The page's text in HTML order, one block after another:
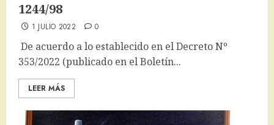
1244/98
1 JULIO 2022 0
De acuerdo a lo establecido en el Decreto Nº
353/2022 (publicado en el Boletín...
LEER MÁS